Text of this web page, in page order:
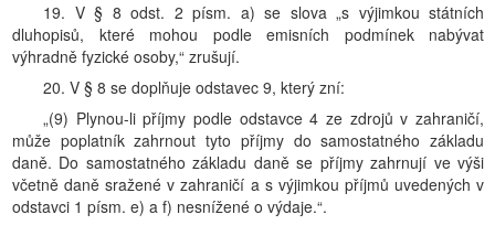
19. V § 8 odst. 2 písm. a) se slova „s výjimkou státních
dluhopisů, které mohou podle emisních podmínek nabývat
výhradně fyzické osoby,“ zrušují.
20. V § 8 se doplňuje odstavec 9, který zní:
„(9) Plynou-li příjmy podle odstavce 4 ze zdrojů v zahraničí,
může poplatník zahrnout tyto příjmy do samostatného základu
daně. Do samostatného základu daně se příjmy zahrnují ve výši
včetně daně sražené v zahraničí a s výjimkou příjmů uvedených v
odstavci 1 písm. e) a f) nesnížené o výdaje.“.